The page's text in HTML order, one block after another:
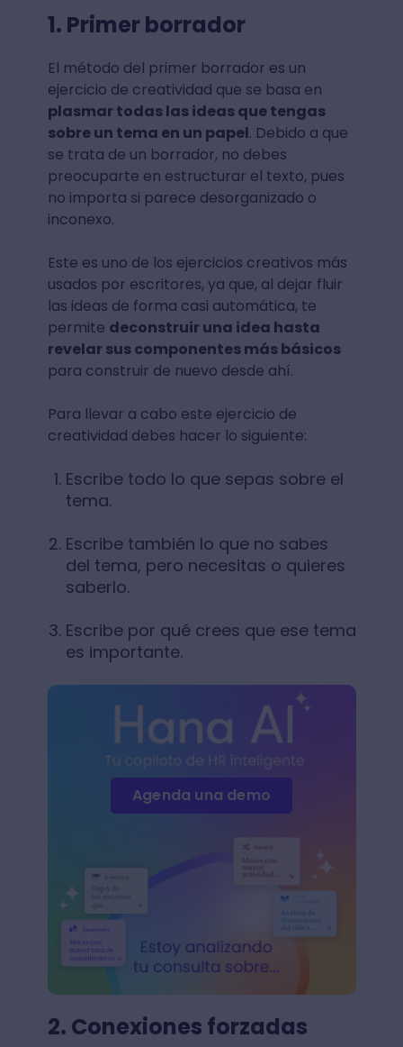
1. Primer borrador
El método del primer borrador es un
ejercicio de creatividad que se basa en
plasmar todas las ideas que tengas
sobre un tema en un papel. Debido a que
se trata de un borrador, no debes
preocuparte en estructurar el texto, pues
no importa si parece desorganizado o
inconexo.
Este es uno de los ejercicios creativos más
usados por escritores, ya que, al dejar fluir
las ideas de forma casi automática, te
permite deconstruir una idea hasta
revelar sus componentes más básicos
para construir de nuevo desde ahí.
Para llevar a cabo este ejercicio de
creatividad debes hacer lo siguiente:
Escribe todo lo que sepas sobre el
tema.
Escribe también lo que no sabes
del tema, pero necesitas o quieres
saberlo.
Escribe por qué crees que ese tema
es importante.
Agenda una demo
2. Conexiones forzadas